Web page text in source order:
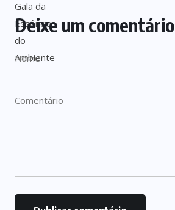
Deixe um comentário